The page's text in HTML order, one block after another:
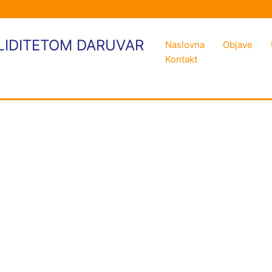
DARUVAR Naslovna Objave
Kontakt